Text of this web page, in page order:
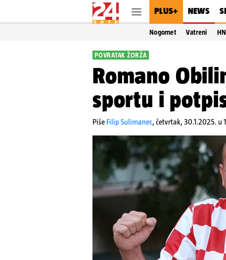
PLUS+ NEWS
Nogomet Vatreni
POVRATAK ŽORŽA
Romano
sportu i
Piše Filip Sulimanec,četvrtak, 30.1.2025. u